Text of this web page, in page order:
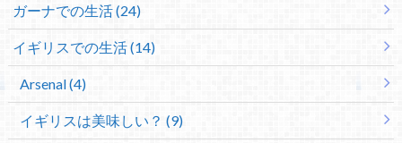
ガーナでの生活 (24)
イギリスでの生活 (14)
Arsenal (4)
イギリスは美味しい？ (9)